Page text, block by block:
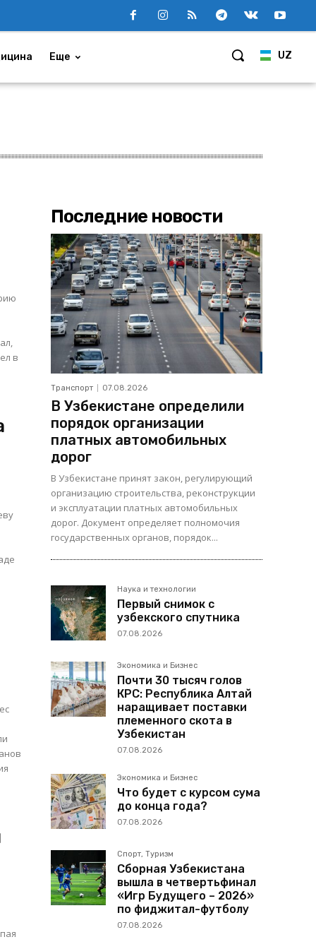
UZ
Еще
Последние новости
Транспорт 07.08.2026
В Узбекистане определили
порядок организации
платных автомобильных
дорог
В Узбекистане принят закон, регулирующий
организацию строительства, реконструкции
и эксплуатации платных автомобильных
дорог. Документ определяет полномочия
государственных органов, порядок...
Наука и технологии
Первый снимок с
узбекского спутника
07.08.2026
Экономика и Бизнес
Почти 30 тысяч голов
КРС: Республика Алтай
наращивает поставки
племенного скота в
Узбекистан
07.08.2026
Экономика и Бизнес
Что будет с курсом сума
до конца года?
07.08.2026
Спорт, Туризм
Сборная Узбекистана
вышла в четвертьфинал
«Игр Будущего – 2026»
по фиджитал-футболу
07.08.2026